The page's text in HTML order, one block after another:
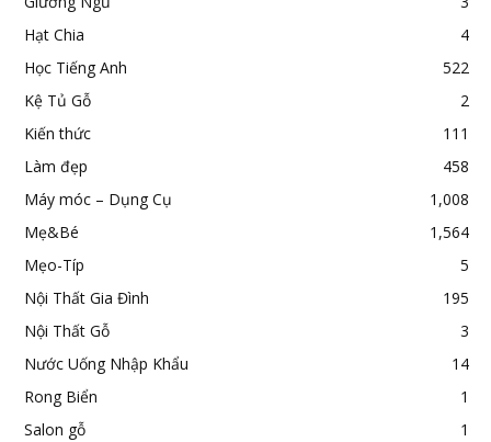
Hạt Chia
4
Học Tiếng Anh
522
Kệ Tủ Gỗ
2
Kiến thức
111
Làm đẹp
458
Máy móc – Dụng Cụ
1,008
Mẹ&Bé
1,564
Mẹo-Típ
5
Nội Thất Gia Đình
195
Nội Thất Gỗ
3
Nước Uống Nhập Khẩu
14
Rong Biển
1
Salon gỗ
1